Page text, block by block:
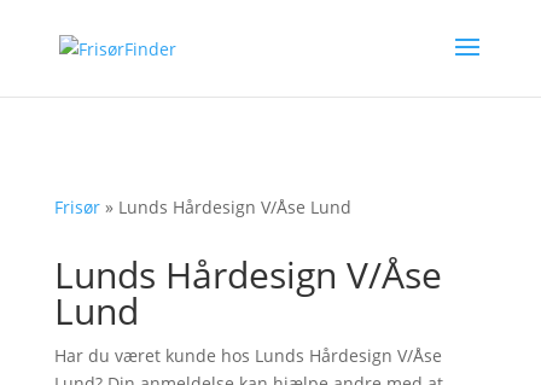
Frisør» Lunds Hårdesign V/Åse Lund
Lunds Hårdesign V/Åse
Lund
Har du været kunde hos Lunds Hårdesign V/Åse